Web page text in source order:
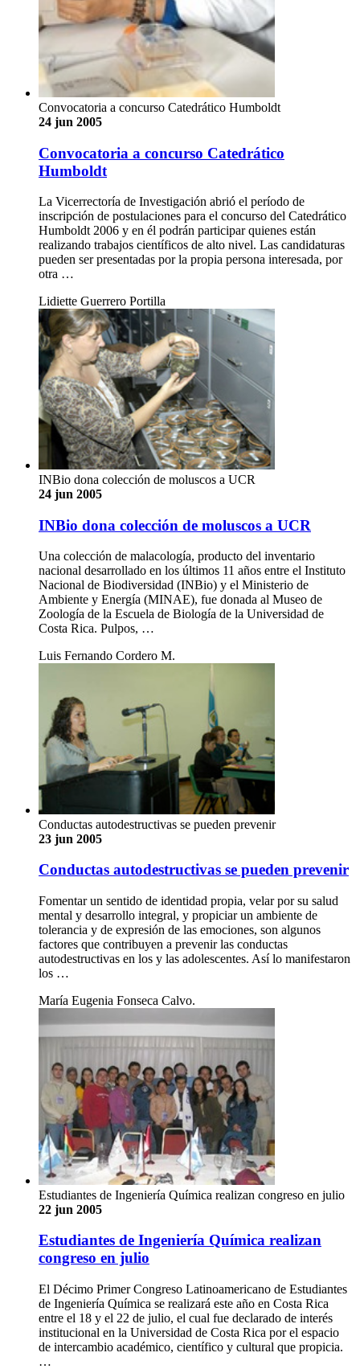
Convocatoria a concurso Catedrático Humboldt
24 jun 2005
Convocatoria a concurso Catedrático
Humboldt
La Vicerrectoría de Investigación abrió el período de
inscripción de postulaciones para el concurso del Catedrático
Humboldt 2006 y en él podrán participar quienes están
realizando trabajos científicos de alto nivel. Las candidaturas
pueden ser presentadas por la propia persona interesada, por
otra …
Lidiette Guerrero Portilla
INBio dona colección de moluscos a UCR
24 jun 2005
INBio dona colección de moluscos a UCR
Una colección de malacología, producto del inventario
nacional desarrollado en los últimos 11 años entre el Instituto
Nacional de Biodiversidad (INBio) y el Ministerio de
Ambiente y Energía (MINAE), fue donada al Museo de
Zoología de la Escuela de Biología de la Universidad de
Costa Rica. Pulpos, …
Luis Fernando Cordero M.
Conductas autodestructivas se pueden prevenir
23 jun 2005
Conductas autodestructivas se pueden prevenir
Fomentar un sentido de identidad propia, velar por su salud
mental y desarrollo integral, y propiciar un ambiente de
tolerancia y de expresión de las emociones, son algunos
factores que contribuyen a prevenir las conductas
autodestructivas en los y las adolescentes. Así lo manifestaron
los …
María Eugenia Fonseca Calvo.
Estudiantes de Ingeniería Química realizan congreso en julio
22 jun 2005
Estudiantes de Ingeniería Química realizan
congreso en julio
El Décimo Primer Congreso Latinoamericano de Estudiantes
de Ingeniería Química se realizará este año en Costa Rica
entre el 18 y el 22 de julio, el cual fue declarado de interés
institucional en la Universidad de Costa Rica por el espacio
de intercambio académico, científico y cultural que propicia.
…